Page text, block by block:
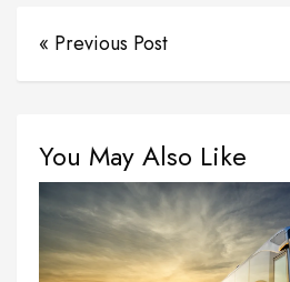
« Previous Post
You May Also Like